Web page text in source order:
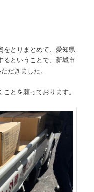
をとりまとめて、愛知県
るということで、新城市
だきました。
とを願っております。